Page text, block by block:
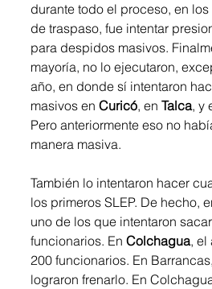
durante todo el proceso, en
de traspaso, fue intentar
para despidos masivos.
mayoría, no lo ejecutaron,
año, en donde sí intentaron
masivos en Curicó, en Talca, y
Pero anteriormente eso no
manera masiva.
También lo intentaron hacer
los primeros SLEP. De hecho,
uno de los que intentaron
funcionarios. En Colchagua, el
200 funcionarios. En
lograron frenarlo. En